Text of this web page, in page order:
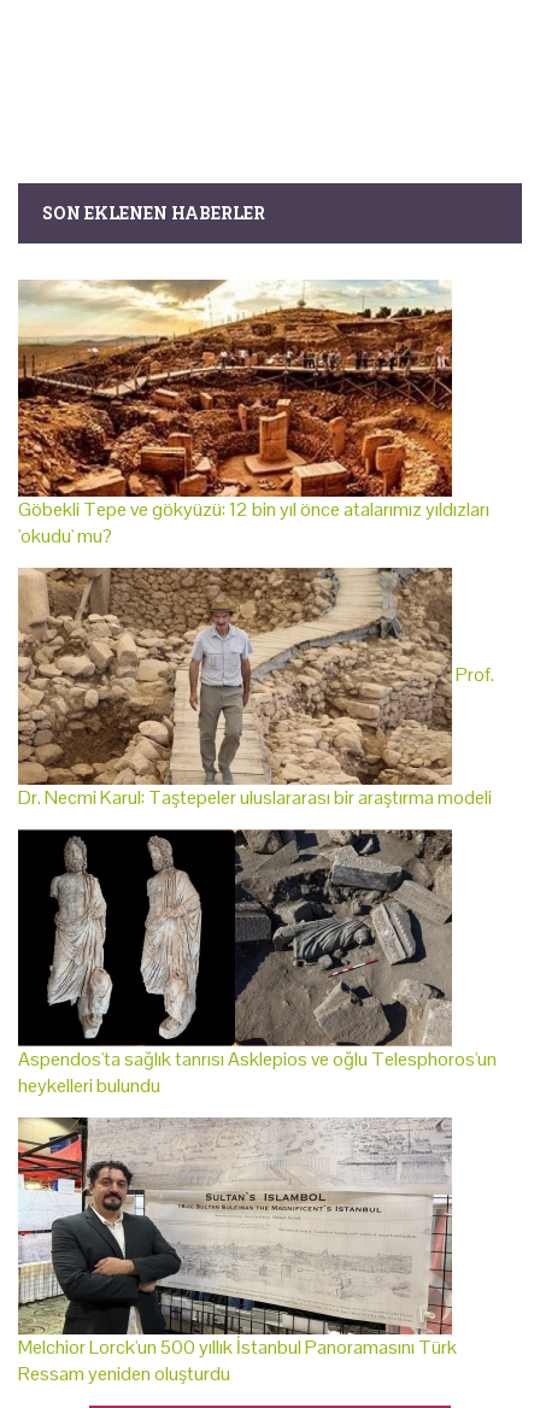
SON EKLENEN HABERLER
Göbekli Tepe ve gökyüzü: 12 bin yıl önce atalarımız yıldızları
'okudu' mu?
Prof.
Dr. Necmi Karul: Taştepeler uluslararası bir araştırma modeli
Aspendos'ta sağlık tanrısı Asklepios ve oğlu Telesphoros'un
heykelleri bulundu
Melchior Lorck'un 500 yıllık İstanbul Panoramasını Türk
Ressam yeniden oluşturdu